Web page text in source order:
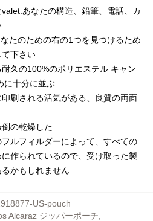
あなたの構造、鉛筆、電話、カ
たのための右の1つを見つけるため
下さい
久の100%のポリエステル キャン
に十分に並ぶ
刷される活気がある、良質の両面
の乾燥した
ルフィルダーによって、すべての
作られているので、受け取った製
かもしれません
US-pouch
Alcaraz ジッパーポーチ